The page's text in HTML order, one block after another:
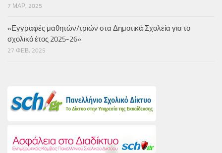
7 ΜΑΡ, 2025
«Εγγραφές μαθητών/τριών στα Δημοτικά Σχολεία για το
σχολικό έτος 2025-26»
27 ΦΕΒ, 2025